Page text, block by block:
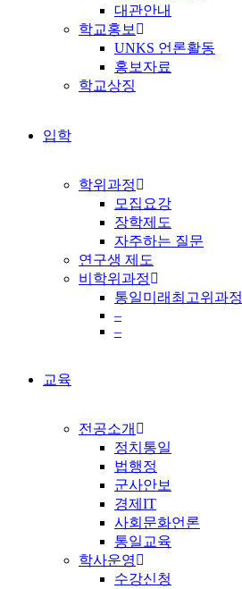
대관안내
학교홍보
UNKS 언론활동
홍보자료
학교상징
입학
학위과정
모집요강
장학제도
자주하는 질문
연구생 제도
비학위과정
통일미래최고위과정
–
–
교육
전공소개
정치통일
법행정
군사안보
경제IT
사회문화언론
통일교육
학사운영
수강신청